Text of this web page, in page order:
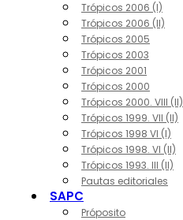
Trópicos 2006 (I)
Trópicos 2006 (II)
Trópicos 2005
Trópicos 2003
Trópicos 2001
Trópicos 2000
Trópicos 2000. VIII (II)
Trópicos 1999. VII (II)
Trópicos 1998 VI (I)
Trópicos 1998. VI (II)
Trópicos 1993. III (II)
Pautas editoriales
SAPC
Próposito